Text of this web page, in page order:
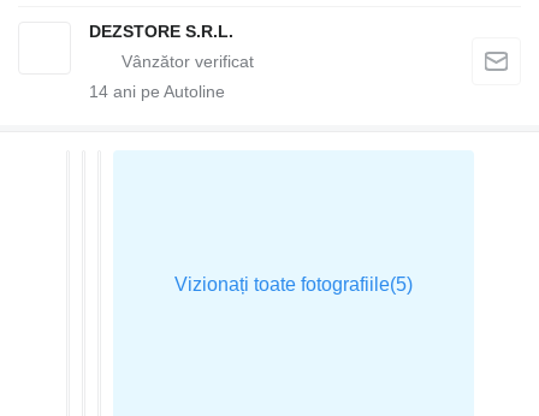
DEZSTORE S.R.L.
14 ani pe Autoline